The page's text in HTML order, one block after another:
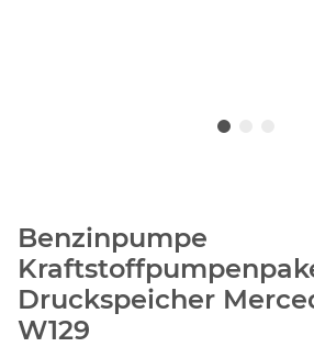
Benzinpumpe
Druckspeicher
W129